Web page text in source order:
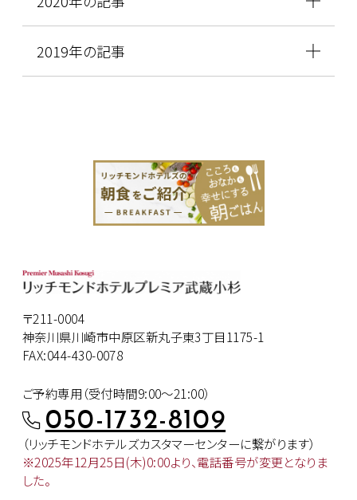
2019年の記事
〒211-0004
神奈川県川崎市中原区新丸子東3丁目1175-1
FAX:044-430-0078
ご予約専用（受付時間9:00～21:00）
050-1732-8109
（リッチモンドホテルズカスタマーセンターに繋がります）
※2025年12月25日(木)0:00より、電話番号が変更となりま
した。